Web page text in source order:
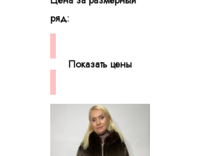
ряд:
Показать цены